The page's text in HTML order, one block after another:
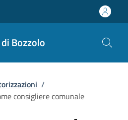
Bozzolo
/
consigliere comunale